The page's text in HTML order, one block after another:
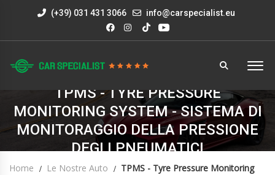
(+39) 031 431 3066 info@carspecialist.eu
TPMS - TYRE PRESSURE
MONITORING SYSTEM - SISTEMA DI
MONITORAGGIO DELLA PRESSIONE
DEGLI PNEUMATICI
Home Le Nostre Auto
TPMS - Tyre Pressure Monitoring